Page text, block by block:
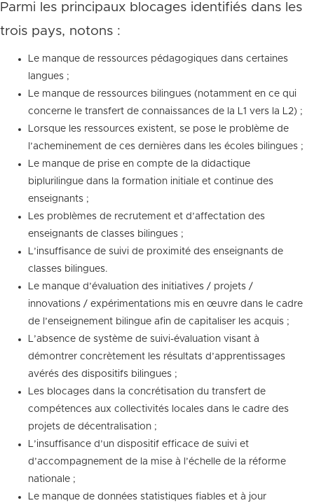
Parmi les principaux blocages identifiés dans les
trois pays, notons :
Le manque de ressources pédagogiques dans certaines
langues ;
Le manque de ressources bilingues (notamment en ce qui
concerne le transfert de connaissances de la L1 vers la L2) ;
Lorsque les ressources existent, se pose le problème de
l’acheminement de ces dernières dans les écoles bilingues ;
Le manque de prise en compte de la didactique
biplurilingue dans la formation initiale et continue des
enseignants ;
Les problèmes de recrutement et d’affectation des
enseignants de classes bilingues ;
L’insuffisance de suivi de proximité des enseignants de
classes bilingues.
Le manque d’évaluation des initiatives / projets /
innovations / expérimentations mis en œuvre dans le cadre
de l’enseignement bilingue afin de capitaliser les acquis ;
L’absence de système de suivi-évaluation visant à
démontrer concrètement les résultats d’apprentissages
avérés des dispositifs bilingues ;
Les blocages dans la concrétisation du transfert de
compétences aux collectivités locales dans le cadre des
projets de décentralisation ;
L’insuffisance d’un dispositif efficace de suivi et
d’accompagnement de la mise à l’échelle de la réforme
nationale ;
Le manque de données statistiques fiables et à jour